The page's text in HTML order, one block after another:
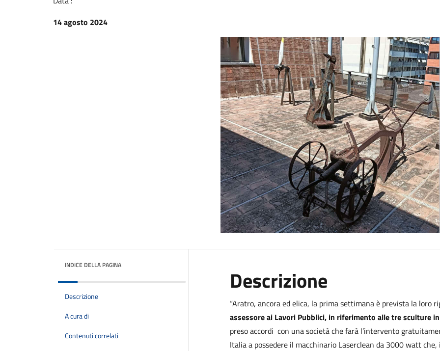
14 agosto 2024
INDICE DELLA PAGINA
Descrizione
A cura di
Contenuti correlati
Descrizione
“Aratro, ancora ed elica, la prima settimana è prevista la loro
assessore ai Lavori Pubblici, in riferimento alle tre sculture
preso accordi con una società che farà l’intervento
Italia a possedere il macchinario Laserclean da 3000 watt